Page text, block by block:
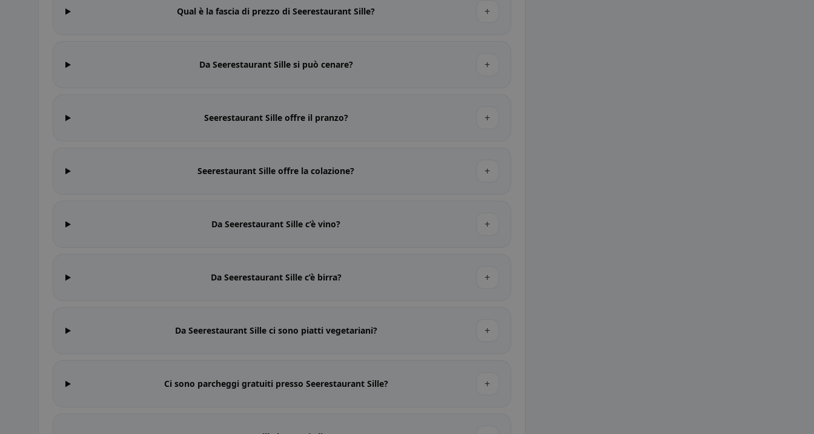
Qual è la fascia di prezzo di Seerestaurant Sille? +
Da Seerestaurant Sille si può cenare? +
Seerestaurant Sille offre il pranzo? +
Seerestaurant Sille offre la colazione? +
Da Seerestaurant Sille c’è vino? +
Da Seerestaurant Sille c’è birra? +
Da Seerestaurant Sille ci sono piatti vegetariani? +
Ci sono parcheggi gratuiti presso Seerestaurant Sille? +